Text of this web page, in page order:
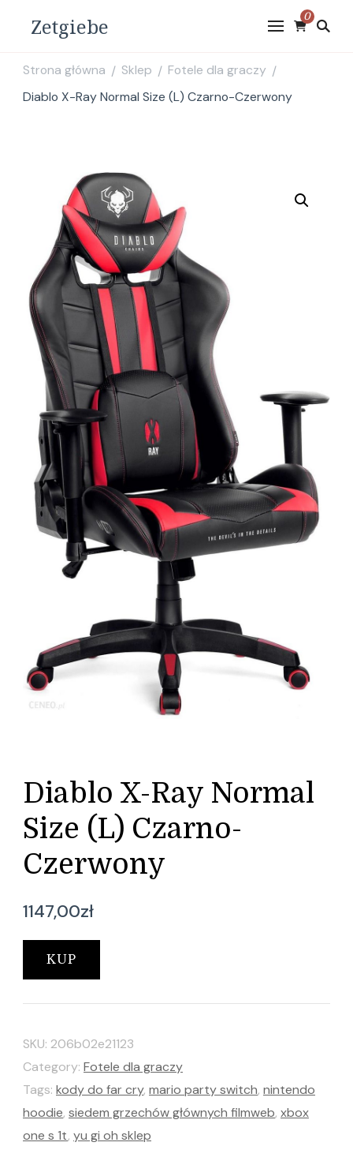
Zetgiebe 0
Strona główna / Sklep / Fotele dla graczy /
Diablo X-Ray Normal Size (L) Czarno-Czerwony
Diablo X-Ray Normal
Size (L) Czarno-
Czerwony
1147,00zł
KUP
SKU: 206b02e21123
Category: Fotele dla graczy
Tags: kody do far cry, mario party switch, nintendo
hoodie, siedem grzechów głównych filmweb, xbox
one s 1t, yu gi oh sklep